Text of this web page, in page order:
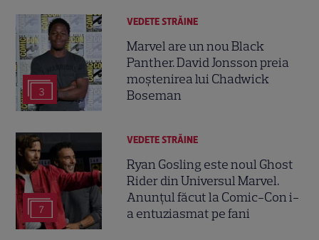
3
VEDETE STRĂINE
Marvel are un nou Black
Panther. David Jonsson preia
moștenirea lui Chadwick
Boseman
7
VEDETE STRĂINE
Ryan Gosling este noul Ghost
Rider din Universul Marvel.
Anunțul făcut la Comic-Con i-
a entuziasmat pe fani